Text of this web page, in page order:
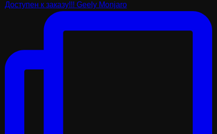
Доступен к заказу!!! Geely Monjaro